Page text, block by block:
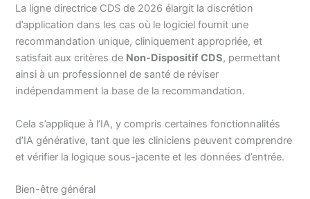
La ligne directrice CDS de 2026 élargit la discrétion
d’application dans les cas où le logiciel fournit une
recommandation unique, cliniquement appropriée, et
satisfait aux critères de Non-Dispositif CDS, permettant
ainsi à un professionnel de santé de réviser
indépendamment la base de la recommandation.
Cela s’applique à l’IA, y compris certaines fonctionnalités
d’IA générative, tant que les cliniciens peuvent comprendre
et vérifier la logique sous-jacente et les données d’entrée.
Bien-être général